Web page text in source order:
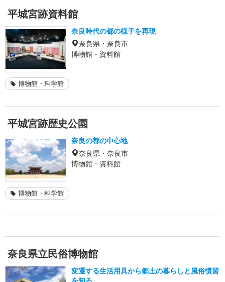
平城宮跡資料館
奈良時代の都の様子を再現
奈良県・奈良市
博物館・資料館
博物館・科学館
平城宮跡歴史公園
奈良の都の中心地
奈良県・奈良市
博物館・資料館
博物館・科学館
奈良県立民俗博物館
変遷する生活用具から郷土の暮らしと風俗慣習
を知る